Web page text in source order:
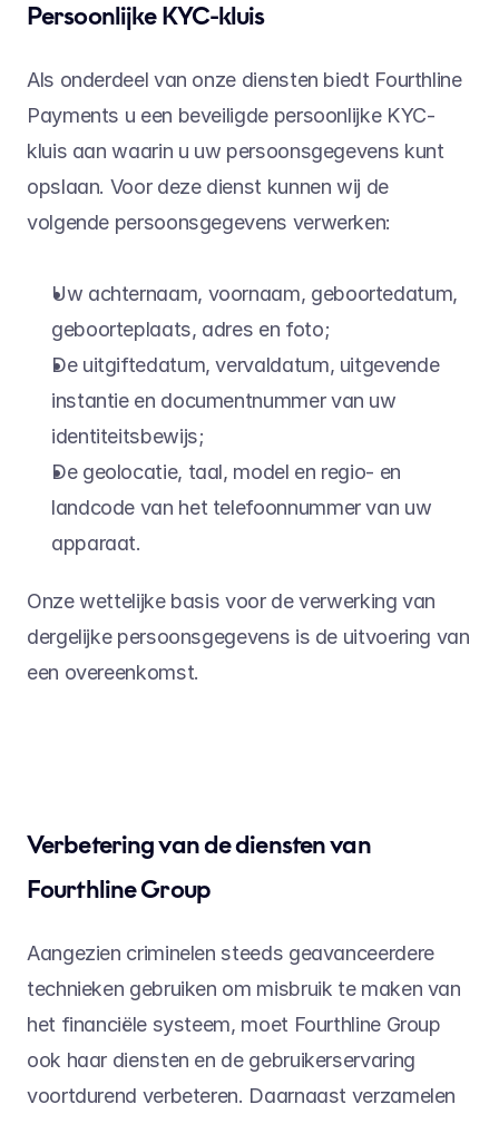
Persoonlijke KYC-kluis
Als onderdeel van onze diensten biedt Fourthline
Payments u een beveiligde persoonlijke KYC-
kluis aan waarin u uw persoonsgegevens kunt
opslaan. Voor deze dienst kunnen wij de
volgende persoonsgegevens verwerken:
Uw achternaam, voornaam, geboortedatum,
geboorteplaats, adres en foto;
De uitgiftedatum, vervaldatum, uitgevende
instantie en documentnummer van uw
identiteitsbewijs;
De geolocatie, taal, model en regio- en
landcode van het telefoonnummer van uw
apparaat.
Onze wettelijke basis voor de verwerking van
dergelijke persoonsgegevens is de uitvoering van
een overeenkomst.
Verbetering van de diensten van
Fourthline Group
Aangezien criminelen steeds geavanceerdere
technieken gebruiken om misbruik te maken van
het financiële systeem, moet Fourthline Group
ook haar diensten en de gebruikerservaring
voortdurend verbeteren. Daarnaast verzamelen